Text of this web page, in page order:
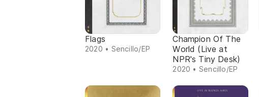
Flags
2020 • Sencillo/EP
Champion Of The
World (Live at
NPR's Tiny Desk)
2020 • Sencillo/EP